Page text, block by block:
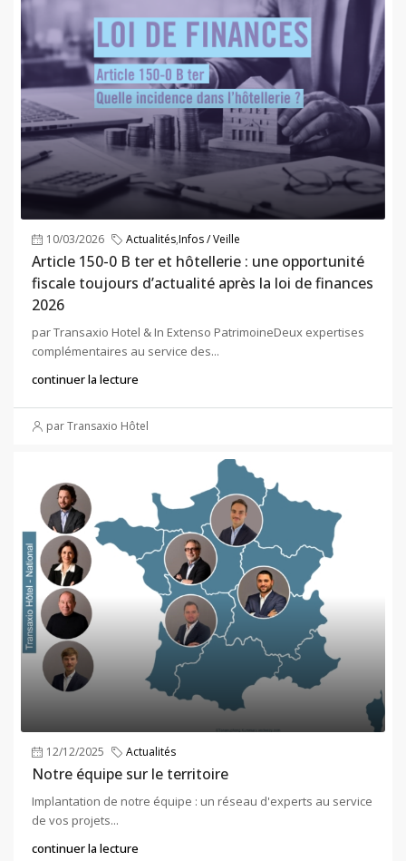
10/03/2026 Actualités,Infos / Veille
Article 150-0 B ter et hôtellerie : une opportunité
fiscale toujours d’actualité après la loi de finances
2026
par Transaxio Hotel & In Extenso PatrimoineDeux expertises
complémentaires au service des...
continuer la lecture
par Transaxio Hôtel
12/12/2025 Actualités
Notre équipe sur le territoire
Implantation de notre équipe : un réseau d'experts au service
de vos projets...
continuer la lecture